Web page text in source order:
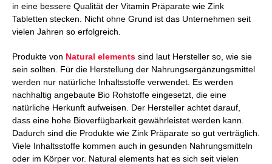
in eine bessere Qualität der Vitamin Präparate wie Zink
Tabletten stecken. Nicht ohne Grund ist das Unternehmen seit
vielen Jahren so erfolgreich.
Produkte von Natural elements sind laut Hersteller so, wie sie
sein sollten. Für die Herstellung der Nahrungsergänzungsmittel
werden nur natürliche Inhaltsstoffe verwendet. Es werden
nachhaltig angebaute Bio Rohstoffe eingesetzt, die eine
natürliche Herkunft aufweisen. Der Hersteller achtet darauf,
dass eine hohe Bioverfügbarkeit gewährleistet werden kann.
Dadurch sind die Produkte wie Zink Präparate so gut verträglich.
Viele Inhaltsstoffe kommen auch in gesunden Nahrungsmitteln
oder im Körper vor. Natural elements hat es sich seit vielen